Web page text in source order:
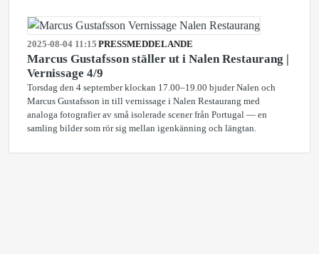
2025-08-04 11:15 PRESSMEDDELANDE
Marcus Gustafsson ställer ut i Nalen Restaurang |
Vernissage 4/9
Torsdag den 4 september klockan 17.00–19.00 bjuder Nalen och
Marcus Gustafsson in till vernissage i Nalen Restaurang med
analoga fotografier av små isolerade scener från Portugal — en
samling bilder som rör sig mellan igenkänning och längtan.